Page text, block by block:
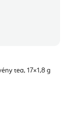
tea, 17×1,8 g